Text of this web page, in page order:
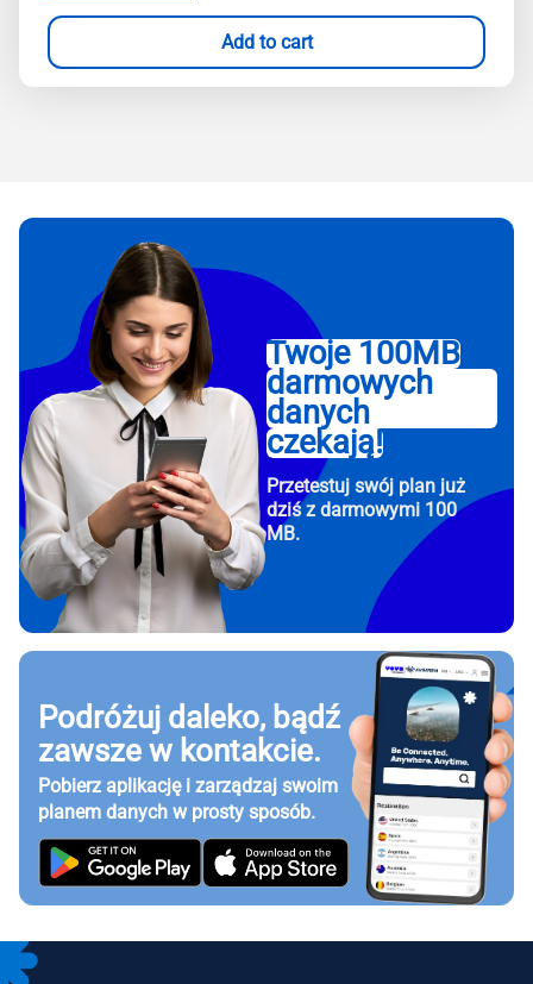
Add to cart
Twoje 100MB
darmowych
danych
czekają!
Przetestuj swój plan już
dziś z darmowymi 100
MB.
Podróżuj daleko, bądź
zawsze w kontakcie.
Pobierz aplikację i zarządzaj swoim
planem danych w prosty sposób.